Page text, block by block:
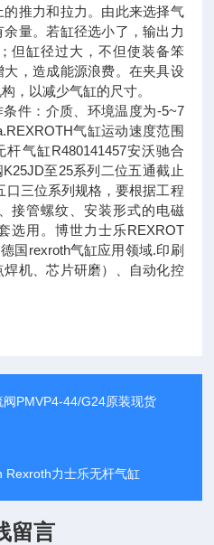
推力和拉力。由此来选择气
量。若缸径选小了，输出力
但缸径过大，不但使装备笨
，造成能源浪费。在夹具设
，以减少气缸的尺寸。
件：介质、环境温度为-5~7
气缸运动速度范围
杆气缸R480141457安沃驰合
至25系列二位五通截止
口三位系列规格，要根据工程
接管螺纹、安装形式的电磁
选用。博世力士乐REXROT
国rexroth气缸应用领域.印刷
焊机、芯片研磨）、自动化控
阀PMVP4-44/G24原装现货
Rexroth力士乐无杆气缸
留言